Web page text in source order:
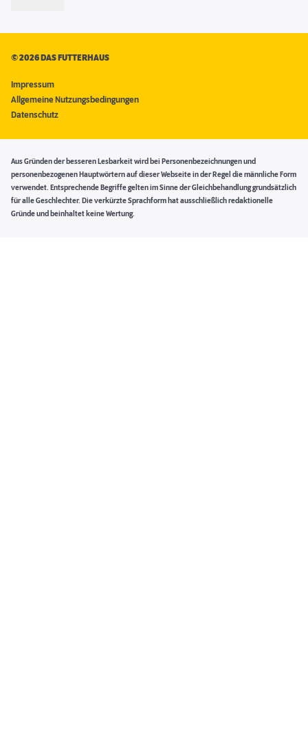
©2026 DAS FUTTERHAUS
Impressum
Allgemeine Nutzungsbedingungen
Datenschutz
Aus Gründen der besseren Lesbarkeit wird bei Personenbezeichnungen und
personenbezogenen Hauptwörtern auf dieser Webseite in der Regel die männliche Form
verwendet. Entsprechende Begriffe gelten im Sinne der Gleichbehandlung grundsätzlich
für alle Geschlechter. Die verkürzte Sprachform hat ausschließlich redaktionelle
Gründe und beinhaltet keine Wertung.